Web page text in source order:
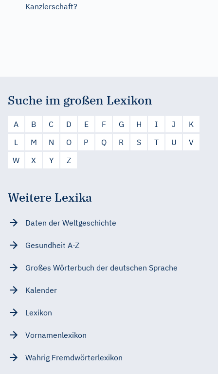
Kanzlerschaft?
Suche im großen Lexikon
A B C D E F G H I J
K
L
M N O P Q R S T U
V
W
X Y Z
Weitere Lexika
Daten der Weltgeschichte
Gesundheit A-Z
Großes Wörterbuch der deutschen Sprache
Kalender
Lexikon
Vornamenlexikon
Wahrig Fremdwörterlexikon